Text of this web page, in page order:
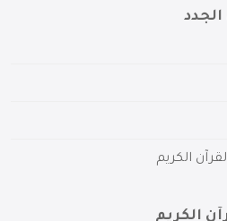
الكريم
الكريم